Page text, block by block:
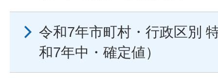
令和7年市町村・行政区別
和7年中・確定値）